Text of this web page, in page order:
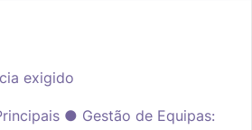
exigido
● Gestão de Equipas: